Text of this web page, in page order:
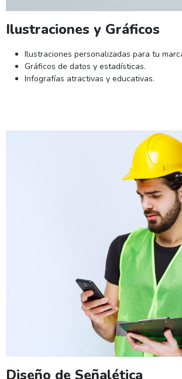
Ilustraciones y Gráficos
Ilustraciones personalizadas para tu
Gráficos de datos y estadísticas.
Infografías atractivas y educativas.
Diseño de Señalética